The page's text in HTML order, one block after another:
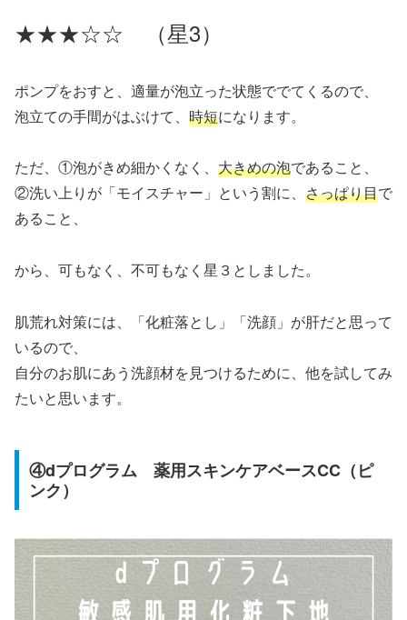
★★★☆☆ （星3）
ポンプをおすと、適量が泡立った状態ででてくるので、
泡立ての手間がはぶけて、 時短になります。
ただ、①泡がきめ細かくなく、 大きめの泡であること、
②洗い上りが「モイスチャー」という割に、 さっぱり目で
あること、
から、可もなく、不可もなく星３としました。
肌荒れ対策には、「化粧落とし」「洗顔」が肝だと思って
いるので、
自分のお肌にあう洗顔材を見つけるために、他を試してみ
たいと思います。
④dプログラム 薬用スキンケアベースCC（ピ
ンク）